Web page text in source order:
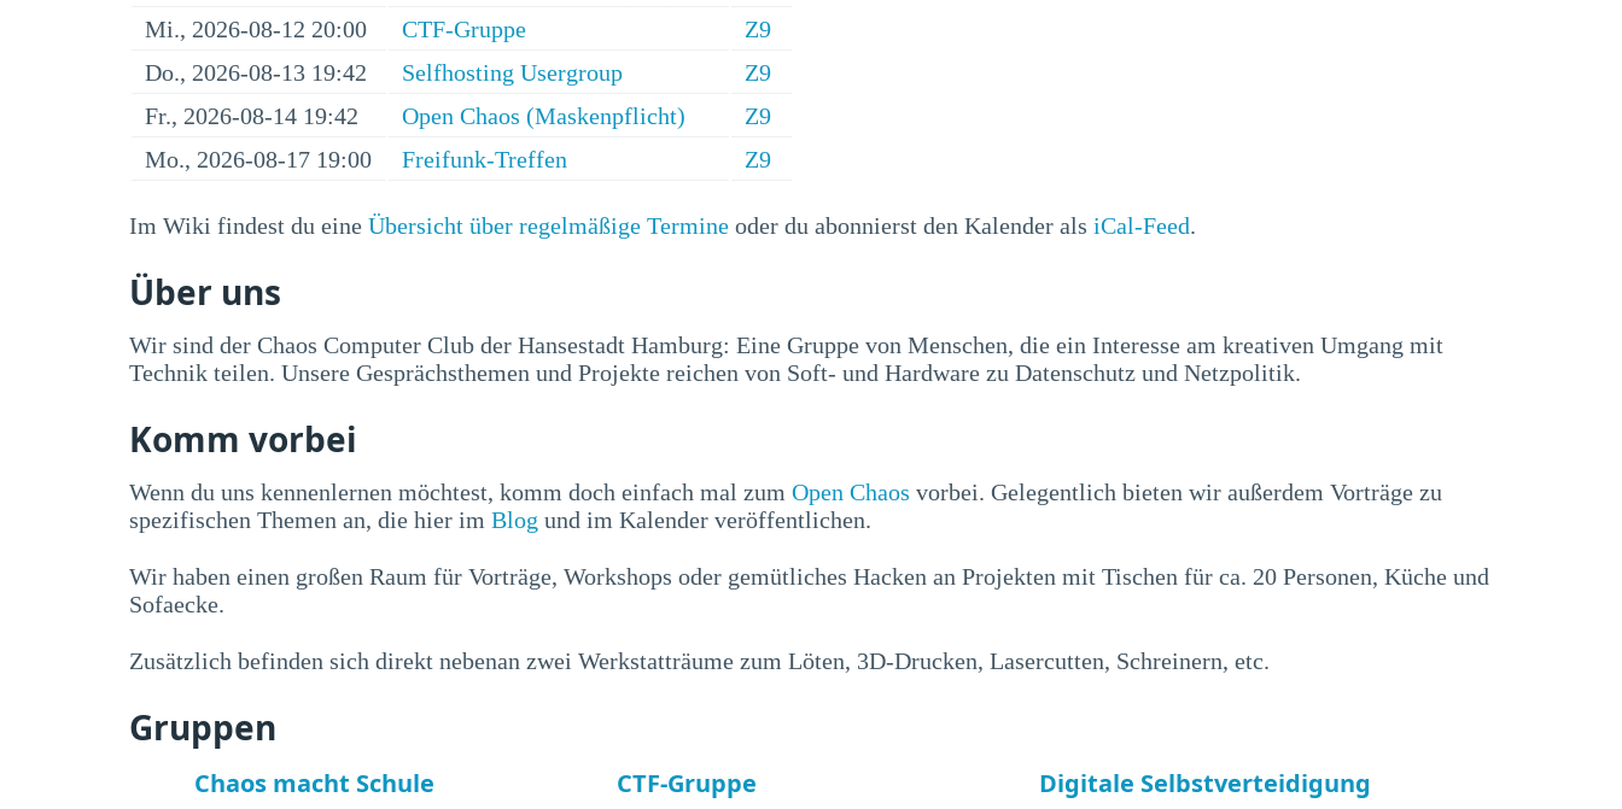
Mi., 2026-08-12 20:00
CTF-Gruppe
Z9
Do., 2026-08-13 19:42
Selfhosting Usergroup
Z9
Fr., 2026-08-14 19:42
Open Chaos (Maskenpflicht)
Z9
Mo., 2026-08-17 19:00
Freifunk-Treffen Z9
Im Wiki findest du eine Übersicht über regelmäßige Termine oder du abonnierst den Kalender als iCal-Feed.
Über uns
Wir sind der Chaos Computer Club der Hansestadt Hamburg: Eine Gruppe von Menschen, die ein Interesse am kreativen Umgang mit
Technik teilen. Unsere Gesprächsthemen und Projekte reichen von Soft- und Hardware zu Datenschutz und Netzpolitik.
Komm vorbei
Wenn du uns kennenlernen möchtest, komm doch einfach mal zum Open Chaos vorbei. Gelegentlich bieten wir außerdem Vorträge zu
spezifischen Themen an, die hier im Blog und im Kalender veröffentlichen.
Wir haben einen großen Raum für Vorträge, Workshops oder gemütliches Hacken an Projekten mit Tischen für ca. 20 Personen, Küche und
Sofaecke.
Zusätzlich befinden sich direkt nebenan zwei Werkstatträume zum Löten, 3D-Drucken, Lasercutten, Schreinern, etc.
Gruppen
Chaos macht Schule CTF-Gruppe Digitale Selbstverteidigung